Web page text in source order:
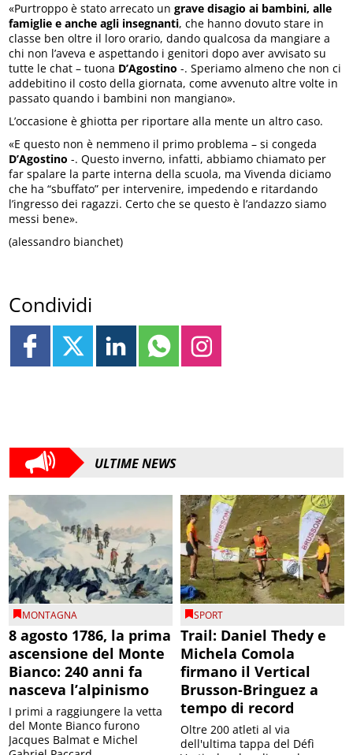
«Purtroppo è stato arrecato ungrave disagio ai bambini, alle
famiglie e anche agli insegnanti, che hanno dovuto stare in
classe ben oltre il loro orario, dando qualcosa da mangiare a
chi non l’aveva e aspettando i genitori dopo aver avvisato su
tutte le chat – tuona D’Agostino -. Speriamo almeno che non ci
addebitino il costo della giornata, come avvenuto altre volte in
passato quando i bambini non mangiano».
L’occasione è ghiotta per riportare alla mente un altro caso.
«E questo non è nemmeno il primo problema – si congeda
D’Agostino -. Questo inverno, infatti, abbiamo chiamato per
far spalare la parte interna della scuola, ma Vivenda diciamo
che ha “sbuffato” per intervenire, impedendo e ritardando
l’ingresso dei ragazzi. Certo che se questo è l’andazzo siamo
messi bene».
(alessandro bianchet)
Condividi
ULTIME NEWS
MONTAGNA
8 agosto 1786, la prima
ascensione del Monte
Bianco: 240 anni fa
nasceva l’alpinismo
I primi a raggiungere la vetta
del Monte Bianco furono
Jacques Balmat e Michel
SPORT
Trail: Daniel Thedy e
Michela Comola
firmano il Vertical
Brusson-Bringuez a
tempo di record
Oltre 200 atleti al via
dell'ultima tappa del Défì